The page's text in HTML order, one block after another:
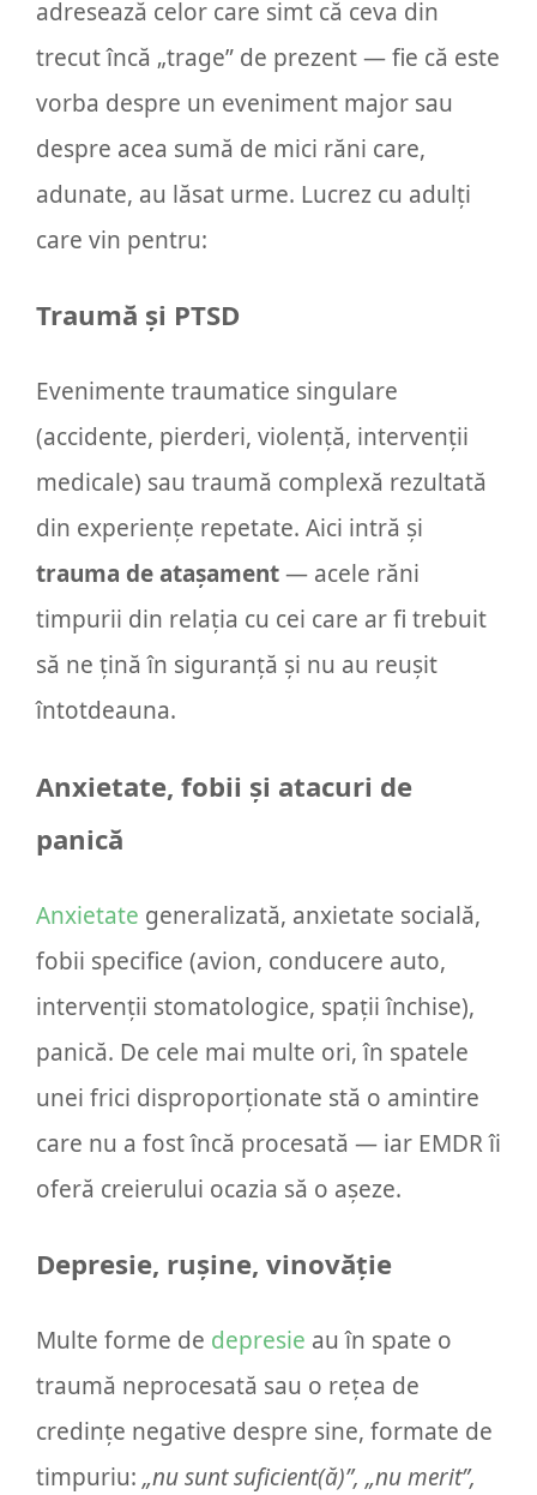
adresează celor care simt că ceva din
trecut încă „trage” de prezent — fie că este
vorba despre un eveniment major sau
despre acea sumă de mici răni care,
adunate, au lăsat urme. Lucrez cu adulți
care vin pentru:
Traumă și PTSD
Evenimente traumatice singulare
(accidente, pierderi, violență, intervenții
medicale) sau traumă complexă rezultată
din experiențe repetate. Aici intră și
trauma de atașament— acele răni
timpurii din relația cu cei care ar fi trebuit
să ne țină în siguranță și nu au reușit
întotdeauna.
Anxietate, fobii și atacuri de
panică
Anxietate generalizată, anxietate socială,
fobii specifice (avion, conducere auto,
intervenții stomatologice, spații închise),
panică. De cele mai multe ori, în spatele
unei frici disproporționate stă o amintire
care nu a fost încă procesată — iar EMDR îi
oferă creierului ocazia să o așeze.
Depresie, rușine, vinovăție
Multe forme de depresie au în spate o
traumă neprocesată sau o rețea de
credințe negative despre sine, formate de
timpuriu: „nu sunt suficient(ă)”, „nu merit”,